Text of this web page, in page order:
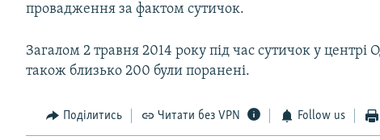
провадження за фактом сутичок.
Загалом 2 травня 2014 року під час сутичок у центрі
також близько 200 були поранені.
Поділитись Читати без VPN Follow us